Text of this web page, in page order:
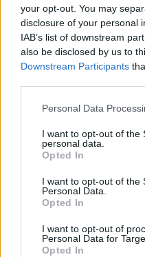
your opt-out. You may
disclosure of your personal
IAB’s list of downstream
also be disclosed by us to
Downstream Participants
Personal Data
I want to opt-out of the
personal data.
Opted In
I want to opt-out of the
Personal Data.
Opted In
I want to opt-out of
Personal Data for
Opted In
Les limites
Durée de protection
essentielles doivent
fréquemment,
comme ceux à base
zones à forte
Risques d’allergies
utilisées ou en cas
Les autres
l’efficacité des